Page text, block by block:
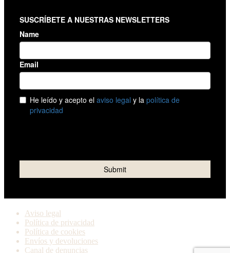
Aviso legal
Política de privacidad
Política de cookies
Envíos y devoluciones
Canal de denuncias